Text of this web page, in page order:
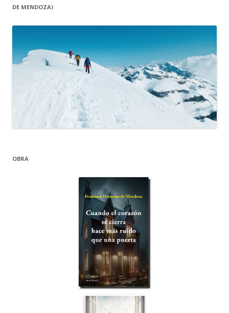
DE MENDOZA)
OBRA